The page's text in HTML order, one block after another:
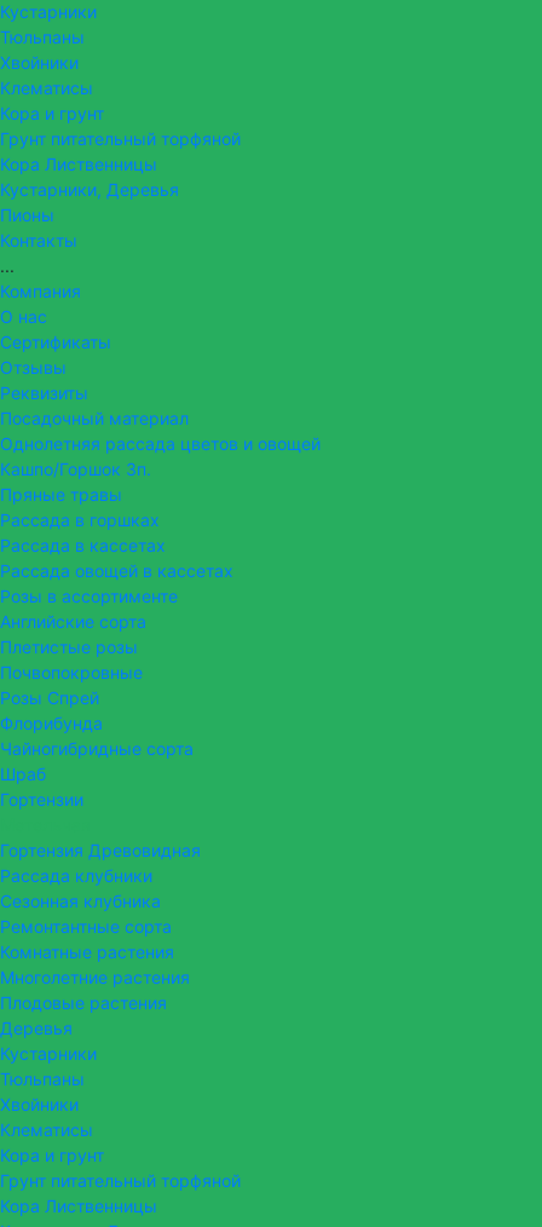
Кустарники
Тюльпаны
Хвойники
Клематисы
Кора и грунт
Грунт питательный торфяной
Кора Лиственницы
Кустарники, Деревья
Пионы
Контакты
...
Компания
О нас
Сертификаты
Отзывы
Реквизиты
Посадочный материал
Однолетняя рассада цветов и овощей
Кашпо/Горшок 3п.
Пряные травы
Рассада в горшках
Рассада в кассетах
Рассада овощей в кассетах
Розы в ассортименте
Английские сорта
Плетистые розы
Почвопокровные
Розы Спрей
Флорибунда
Чайногибридные сорта
Шраб
Гортензии
Гортензия Древовидная
Рассада клубники
Сезонная клубника
Ремонтантные сорта
Комнатные растения
Многолетние растения
Плодовые растения
Деревья
Кустарники
Тюльпаны
Хвойники
Клематисы
Кора и грунт
Грунт питательный торфяной
Кора Лиственницы